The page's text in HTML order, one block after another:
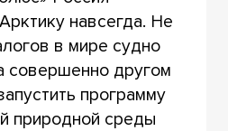
навсегда. Не
в мире судно
совершенно другом
программу
природной среды